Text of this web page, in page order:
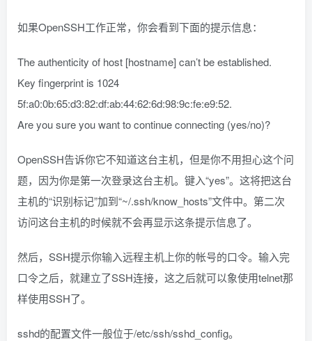
如果OpenSSH工作正常，你会看到下面的提示信息：
The authenticity of host [hostname] can’t be established.
Key fingerprint is 1024
5f:a0:0b:65:d3:82:df:ab:44:62:6d:98:9c:fe:e9:52.
Are you sure you want to continue connecting (yes/no)?
OpenSSH告诉你它不知道这台主机，但是你不用担心这个问
题，因为你是第一次登录这台主机。键入“yes”。这将把这台
主机的“识别标记”加到“~/.ssh/know_hosts”文件中。第二次
访问这台主机的时候就不会再显示这条提示信息了。
然后，SSH提示你输入远程主机上你的帐号的口令。输入完
口令之后，就建立了SSH连接，这之后就可以象使用telnet那
样使用SSH了。
sshd的配置文件一般位于/etc/ssh/sshd_config。